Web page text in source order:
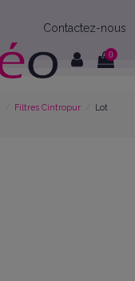
Contactez-nous
0
Filtres Cintropur
Lot